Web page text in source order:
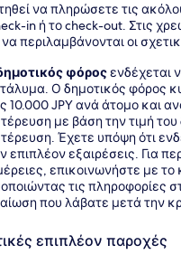
να πληρώσετε τις
in ή το check-out. Στις
περιλαμβάνονται οι
φόροςενδέχεται
Ο δημοτικός φόρος
10.000 JPY ανά άτομο και
με βάση την τιμή
Έχετε υπόψη ότι
επιπλέον εξαιρέσεις. Για
επικοινωνήστε με
τις πληροφορίες
που λάβατε μετά την
επιπλέον παροχές